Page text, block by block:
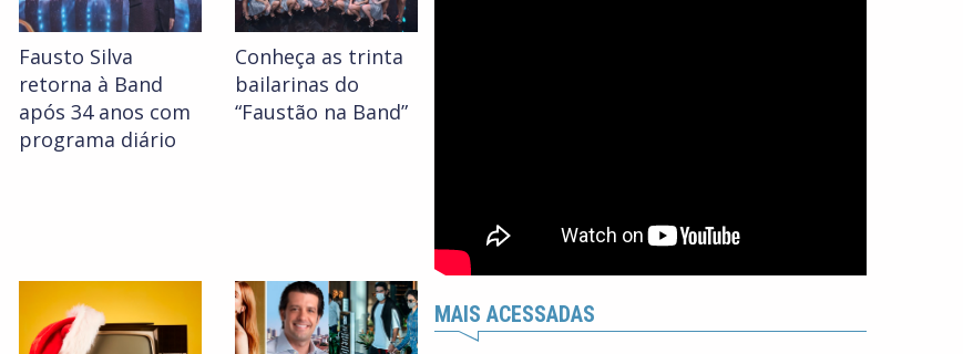
Fausto Silva
retorna à Band
após 34 anos com
programa diário
Conheça as trinta
bailarinas do
“Faustão na Band”
MAIS ACESSADAS